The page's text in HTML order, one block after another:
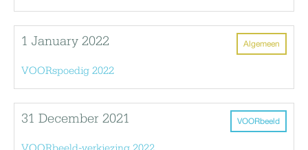
Algemeen
1 January 2022
VOORspoedig 2022
VOORbeeld
31 December 2021